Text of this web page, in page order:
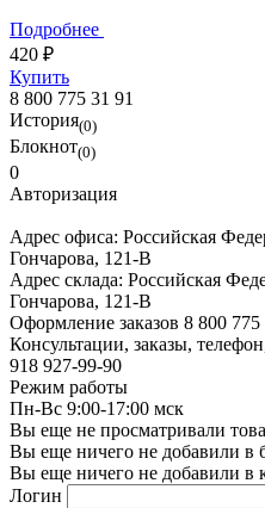
Подробнее
420 ₽
Купить
8 800 775 31 91
История(0)
Блокнот(0)
0
Авторизация
Адрес офиса: Российская
Гончарова, 121-В
Адрес склада: Российская
Гончарова, 121-В
Оформление заказов 8 800 775
Консультации, заказы,
918 927-99-90
Режим работы
Пн-Вс 9:00-17:00 мск
Вы еще не просматривали
Вы еще ничего не добавили в
Вы еще ничего не добавили в
Логин